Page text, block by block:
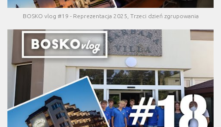
BOSKO vlog #19 - Reprezentacja 2025, Trzeci dzień zgrupowania